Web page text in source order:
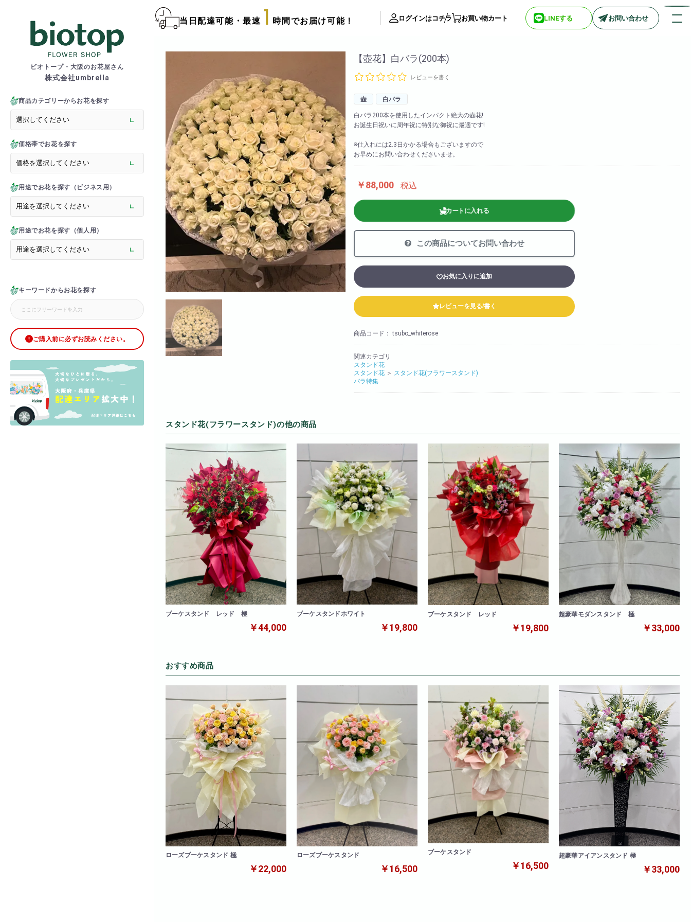
ビオトープ・大阪のお花屋さん
株式会社umbrella
商品カテゴリーからお花を探す
価格帯でお花を探す
用途でお花を探す（ビジネス用）
用途でお花を探す（個人用）
キーワードからお花を探す
ご購入前に必ずお読みください。
当日配達可能・最速 1 時間でお届け可能！ ログインはコチラ お買い物カート LINEする お問い合わせ
商品一覧カテゴリー
> フラワースタンド
> バルーンスタンド
> 胡蝶蘭
> 観葉植物
> オーダーメイド
> フラワーアレンジメント
> バルーン＆ぬいぐるみアレンジメント
> 花束(フラワーブーケ)
> バルーン＆ぬいぐるみ花束
> アーティフィシャルグリッターローズ
> 推し活フラワーバルーン
> メモリアルフラワー
> ラグジュアリーフラワー
> バラ
> オフィスグリーン特集
> サプライズ装飾・ホテル装飾
> バルーン装飾
> アーチ
> シャボンフラワー
> ブリザードフラワー
> ボックスフラワー
サプライズ装飾ギャラリー
推し活用推し花・フラスタ
口コミ・評判
FAX注文用紙
後払い決済申請用紙
カタログ請求
配達可能エリア
スタッフブログ
biotopの沿革
法人様向け
胡蝶蘭の値段や相場
会社概要
採用情報
> biotop 北新地店
> biotop 堺東店
> biotop 広島店
お買い物カート
Tel: 06-6313-8787
Fax:06-6313-9393
【壺花】白バラ(200本)
レビューを書く
壺 白バラ
白バラ200本を使用したインパクト絶大の壺花!
お誕生日祝いに周年祝に特別な御祝に最適です!
※仕入れには2.3日かかる場合もございますので
お早めにお問い合わせくださいませ。
￥88,000 税込
カートに入れる
この商品についてお問い合わせ
お気に入りに追加
レビューを見る/書く
商品コード：tsubo_whiterose
関連カテゴリ
スタンド花
スタンド花 ＞ スタンド花(フラワースタンド)
バラ特集
スタンド花(フラワースタンド)の他の商品
ブーケスタンド レッド 極
￥44,000
ブーケスタンドホワイト
￥19,800
ブーケスタンド レッド
￥19,800
超豪華モダンスタンド 極
￥33,000
おすすめ商品
ローズブーケスタンド 極
￥22,000
ローズブーケスタンド
￥16,500
ブーケスタンド
￥16,500
超豪華アイアンスタンド 極
￥33,000